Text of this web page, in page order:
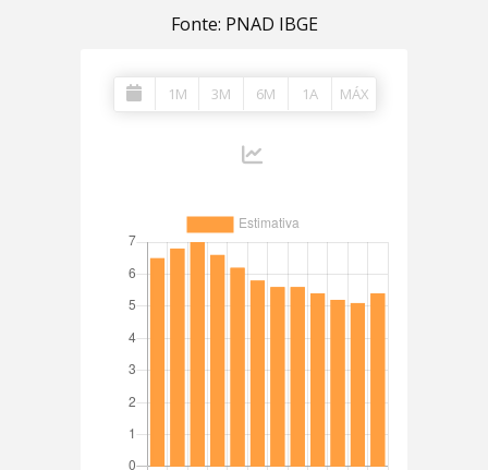
Fonte: PNAD IBGE
1M 3M 6M 1A MÁX